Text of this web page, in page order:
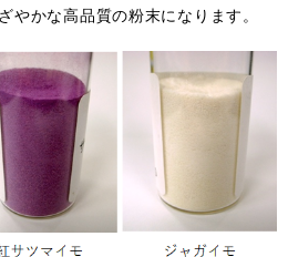
やかな高品質の粉末になります。